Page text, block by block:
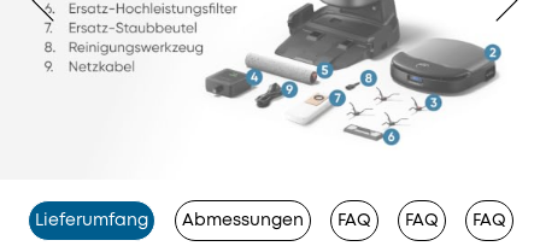
Lieferumfang Abmessungen FAQ FAQ FAQ